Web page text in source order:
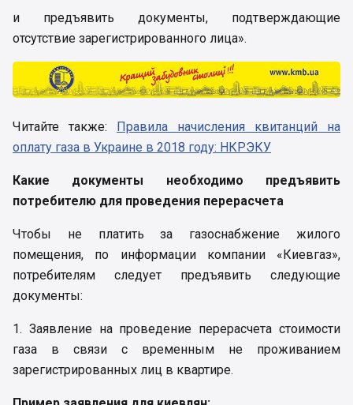
и предъявить документы, подтверждающие
отсутствие зарегистрированного лица».
Читайте также: Правила начисления квитанций на
оплату газа в Украине в 2018 году: НКРЭКУ
Какие документы необходимо предъявить
потребителю для проведения перерасчета
Чтобы не платить за газоснабжение жилого
помещения, по информации компании «Киевгаз»,
потребителям следует предъявить следующие
документы:
1. Заявление на проведение перерасчета стоимости
газа в связи с временным не проживанием
зарегистрированных лиц в квартире.